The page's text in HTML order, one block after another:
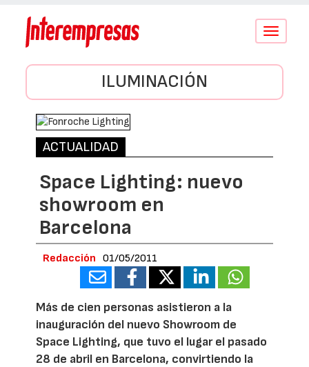
Conmutar
ILUMINACIÓN
ACTUALIDAD
Space Lighting: nuevo
showroom en
Barcelona
Redacción 01/05/2011
Más de cien personas asistieron a la
inauguración del nuevo Showroom de
Space Lighting, que tuvo el lugar el pasado
28 de abril en Barcelona, convirtiendo la